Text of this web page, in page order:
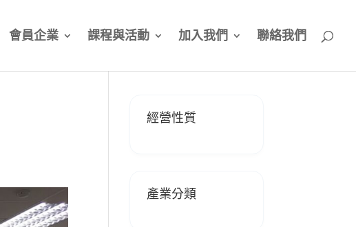
會員企業 課程與活動 加入我們 聯絡我們
經營性質
產業分類